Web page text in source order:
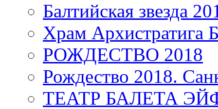
Балтийская звезда
Храм
РОЖДЕСТВО 2018
Рождество 2018.
ТЕАТР БАЛЕТА